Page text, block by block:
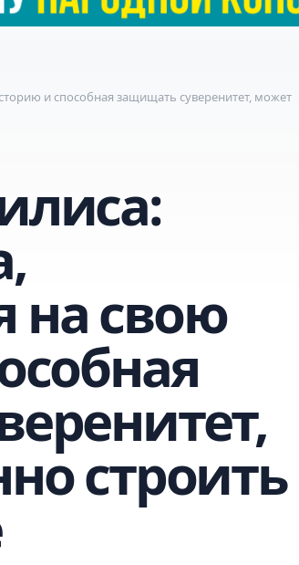
и способная защищать суверенитет, может
на свою
строить